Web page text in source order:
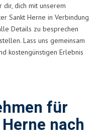
dich mit unserem
Sankt Herne in Verbindung
Details zu besprechen
Lass uns gemeinsam
kostengünstigen Erlebnis
für
nach